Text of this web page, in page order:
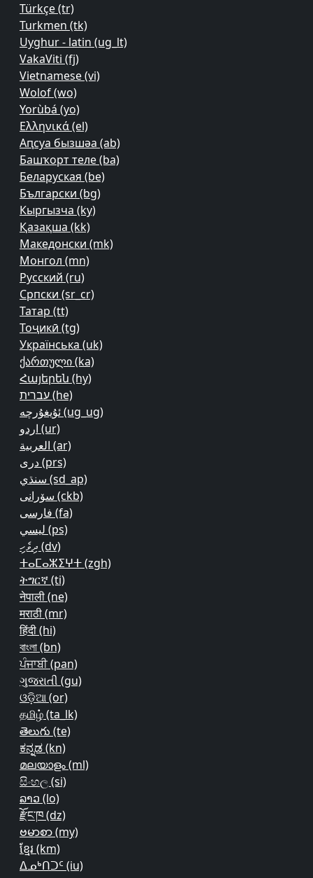
Türkçe ‎(tr)‎
Turkmen ‎(tk)‎
Uyghur - latin ‎(ug_lt)‎
VakaViti ‎(fj)‎
Vietnamese ‎(vi)‎
Wolof ‎(wo)‎
Yorùbá ‎(yo)‎
Ελληνικά ‎(el)‎
Аԥсуа бызшәа ‎(ab)‎
Башҡорт теле ‎(ba)‎
Беларуская ‎(be)‎
Български ‎(bg)‎
Кыргызча ‎(ky)‎
Қазақша ‎(kk)‎
Македонски ‎(mk)‎
Монгол ‎(mn)‎
Русский ‎(ru)‎
Српски ‎(sr_cr)‎
Татар ‎(tt)‎
Тоҷикӣ ‎(tg)‎
Українська ‎(uk)‎
ქართული ‎(ka)‎
Հայերեն ‎(hy)‎
עברית ‎(he)‎
ئۇيغۇرچە ‎(ug_ug)‎
اردو ‎(ur)‎
العربية ‎(ar)‎
دری ‎(prs)‎
سنڌي ‎(sd_ap)‎
سۆرانی ‎(ckb)‎
فارسی ‎(fa)‎
لیسي ‎(ps)‎
ދިވެހި ‎(dv)‎
ⵜⴰⵎⴰⵣⵉⵖⵜ ‎(zgh)‎
ትግርኛ ‎(ti)‎
नेपाली ‎(ne)‎
मराठी ‎(mr)‎
हिंदी ‎(hi)‎
বাংলা ‎(bn)‎
ਪੰਜਾਬੀ ‎(pan)‎
ગુજરાતી ‎(gu)‎
ଓଡ଼ିଆ ‎(or)‎
தமிழ் ‎(ta_lk)‎
తెలుగు ‎(te)‎
ಕನ್ನಡ ‎(kn)‎
മലയാളം ‎(ml)‎
සිංහල ‎(si)‎
ລາວ ‎(lo)‎
རྫོང་ཁ ‎(dz)‎
ဗမာစာ ‎(my)‎
ខ្មែរ ‎(km)‎
ᐃᓄᒃᑎᑐᑦ ‎(iu)‎